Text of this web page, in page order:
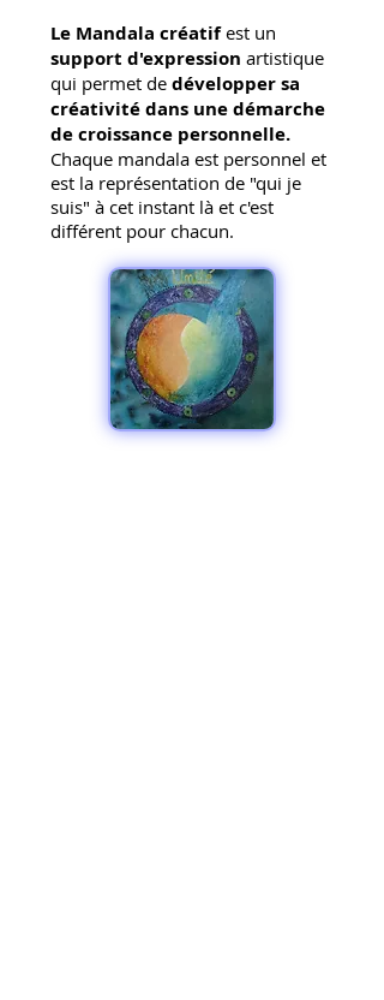
Le Mandala créatif est un
support d'expression artistique
qui permet de développer sa
créativité dans une démarche
de croissance personnelle.
Chaque mandala est personnel et
est la représentation de "qui je
suis" à cet instant là et c'est
différent pour chacun.